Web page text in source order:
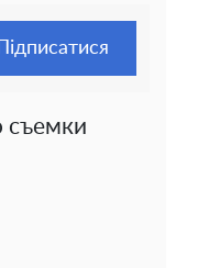
Підписатися
съемки